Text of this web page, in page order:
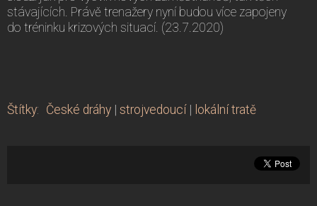
stávajících. Právě trenažery nyní budou více zapojeny
do tréninku krizových situací. (23.7.2020)
Štítky: České dráhy | strojvedoucí | lokální tratě